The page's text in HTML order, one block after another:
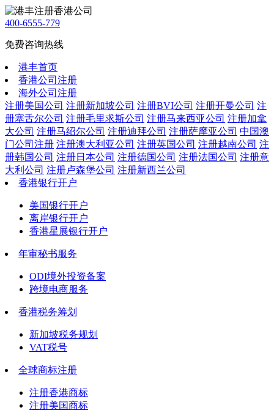
400-6555-779
免费咨询热线
港丰首页
香港公司注册
海外公司注册
注册美国公司 注册新加坡公司 注册BVI公司 注册开曼公司 注
册塞舌尔公司 注册毛里求斯公司 注册马来西亚公司 注册加拿
大公司 注册马绍尔公司 注册迪拜公司 注册萨摩亚公司 中国澳
门公司注册 注册澳大利亚公司 注册英国公司 注册越南公司 注
册韩国公司 注册日本公司 注册德国公司 注册法国公司 注册意
大利公司 注册卢森堡公司 注册新西兰公司
香港银行开户
美国银行开户
离岸银行开户
香港星展银行开户
年审秘书服务
ODI境外投资备案
跨境电商服务
香港税务筹划
新加坡税务规划
VAT税号
全球商标注册
注册香港商标
注册美国商标